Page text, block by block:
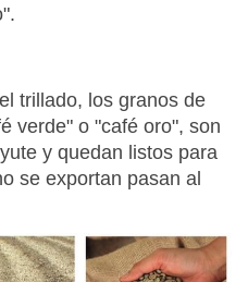
trillado, los granos de
verde" o "café oro", son
y quedan listos para
se exportan pasan al